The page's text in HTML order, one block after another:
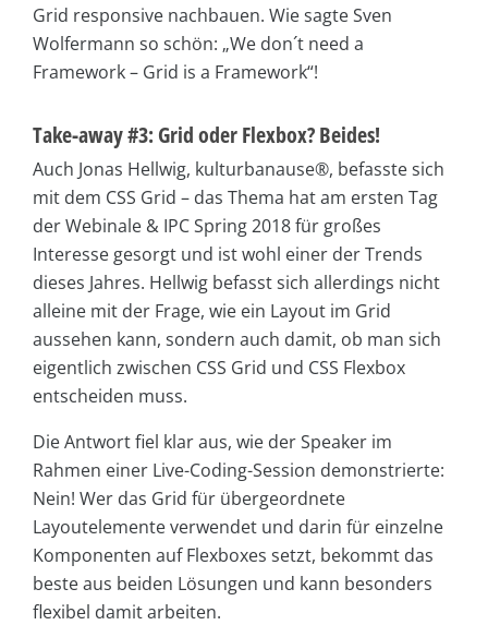
Grid responsive nachbauen. Wie sagte Sven
Wolfermann so schön: „We don´t need a
Framework – Grid is a Framework“!
Take-away #3: Grid oder Flexbox? Beides!
Auch Jonas Hellwig, kulturbanause®, befasste sich
mit dem CSS Grid – das Thema hat am ersten Tag
der Webinale & IPC Spring 2018 für großes
Interesse gesorgt und ist wohl einer der Trends
dieses Jahres. Hellwig befasst sich allerdings nicht
alleine mit der Frage, wie ein Layout im Grid
aussehen kann, sondern auch damit, ob man sich
eigentlich zwischen CSS Grid und CSS Flexbox
entscheiden muss.
Die Antwort fiel klar aus, wie der Speaker im
Rahmen einer Live-Coding-Session demonstrierte:
Nein! Wer das Grid für übergeordnete
Layoutelemente verwendet und darin für einzelne
Komponenten auf Flexboxes setzt, bekommt das
beste aus beiden Lösungen und kann besonders
flexibel damit arbeiten.